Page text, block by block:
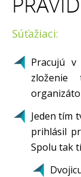
Súťažiaci:
Pracujú
zloženie
Jeden tím
prihlásil
Spolu tak